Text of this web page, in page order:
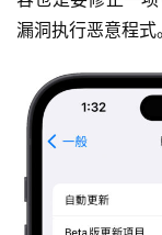
漏洞执行恶意程式。